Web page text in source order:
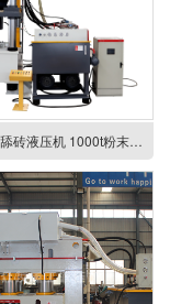
1000吨牛羊舔砖液压机 1000t粉末成型压力机